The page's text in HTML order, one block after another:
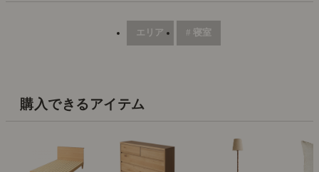
エリア # 寝室
購入できるアイテム